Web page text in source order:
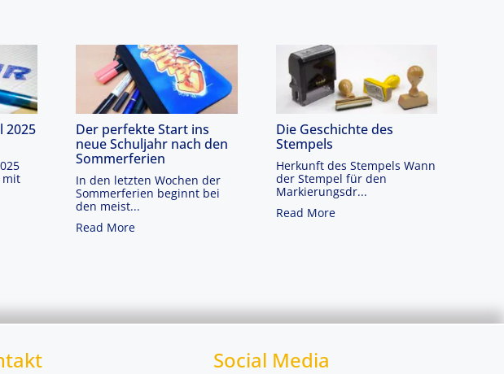
2025
mit
Der perfekte Start ins
neue Schuljahr nach den
Sommerferien
In den letzten Wochen der
Sommerferien beginnt bei
den meist...
Read More
Die Geschichte des
Stempels
Herkunft des Stempels Wann
der Stempel für den
Markierungsdr...
Read More
Social Media